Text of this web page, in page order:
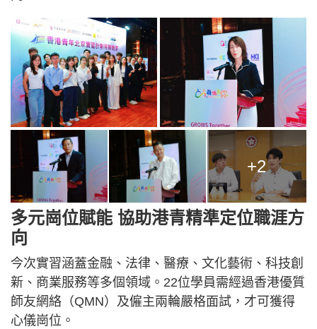
+2
多元崗位賦能 協助港青精準定位職涯方
向
今次實習涵蓋金融、法律、醫療、文化藝術、科技創
新、商業服務等多個領域。22位學員需經過香港優質
師友網絡（QMN）及僱主兩輪嚴格面試，才可獲得
心儀崗位。